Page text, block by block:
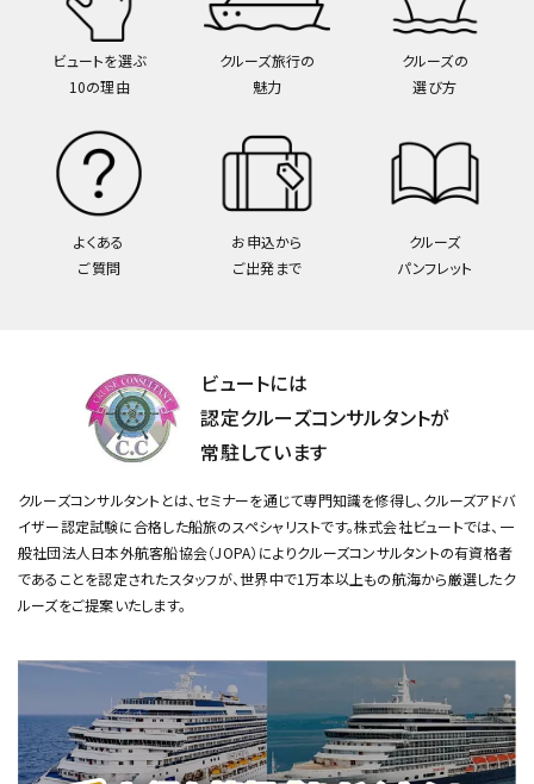
ビュートを選ぶ
10の理由
クルーズ旅行の
魅力
クルーズの
選び方
よくある
ご質問
お申込から
ご出発まで
クルーズ
パンフレット
ビュートには
認定クルーズコンサルタントが
常駐しています
クルーズコンサルタントとは、セミナーを通じて専門知識を修得し、クルーズアドバ
イザー認定試験に合格した船旅のスペシャリストです。株式会社ビュートでは、一
般社団法人日本外航客船協会（JOPA）によりクルーズコンサルタントの有資格者
であることを認定されたスタッフが、世界中で1万本以上もの航海から厳選したク
ルーズをご提案いたします。